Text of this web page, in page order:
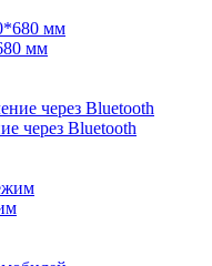
мм
через Bluetooth